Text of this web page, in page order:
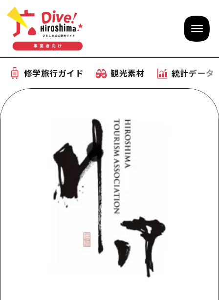
修学旅行ガイド 観光素材 統計データ
修学旅行ガイド
体験型学習プログラム
おすすめモデルコース
産業・体験 観光スポット
お役立ち情報
事前・事後学習
提供資料のご案内
オンライン相談窓口
旅行会社様向け観光素材
観光素材
統計データ
補助金情報
公募入札情報
ひろしま観光大使